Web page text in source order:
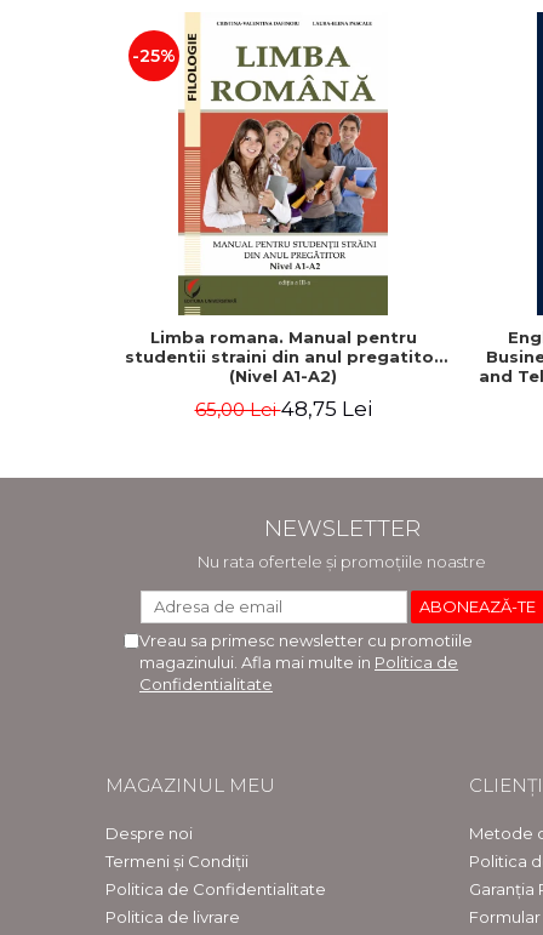
-25%
Limba romana. Manual pentru
studentii straini din anul pregatitor
(Nivel A1-A2)
65,00 Lei48,75 Lei
and
NEWSLETTER
Nu rata ofertele și promoțiile noastre
Vreau sa primesc newsletter cu promotiile
magazinului. Afla mai multe in Politica de
Confidentialitate
MAGAZINUL MEU
Despre noi
Termeni și Condiții
Politica de Confidentialitate
Politica de livrare
CLIENȚI
Metode
Politica
Garanția